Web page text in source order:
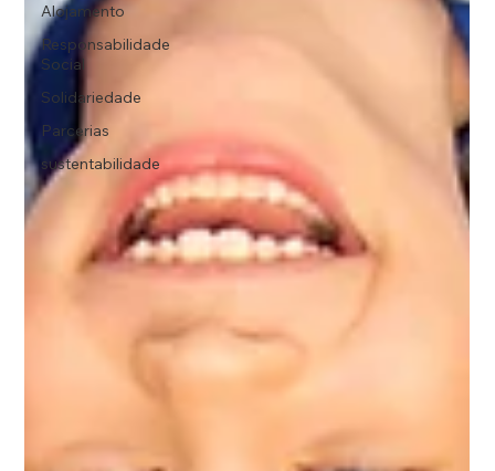
Alojamento
Responsabilidade
Social
Solidariedade
Parcerias
sustentabilidade